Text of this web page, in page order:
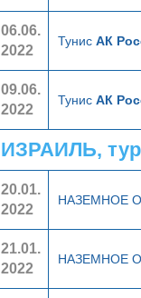
06.06.
2022
Тунис АК
09.06.
2022
Тунис АК
ИЗРАИЛЬ,
20.01.
2022
НАЗЕМНОЕ
21.01.
2022
НАЗЕМНОЕ